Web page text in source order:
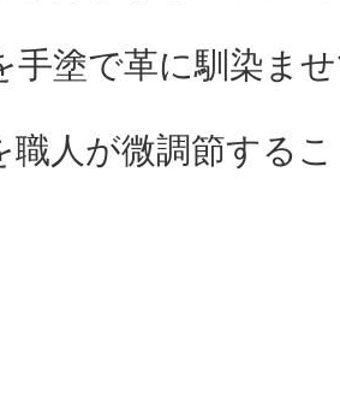
手塗で革に馴染ま
職人が微調節する